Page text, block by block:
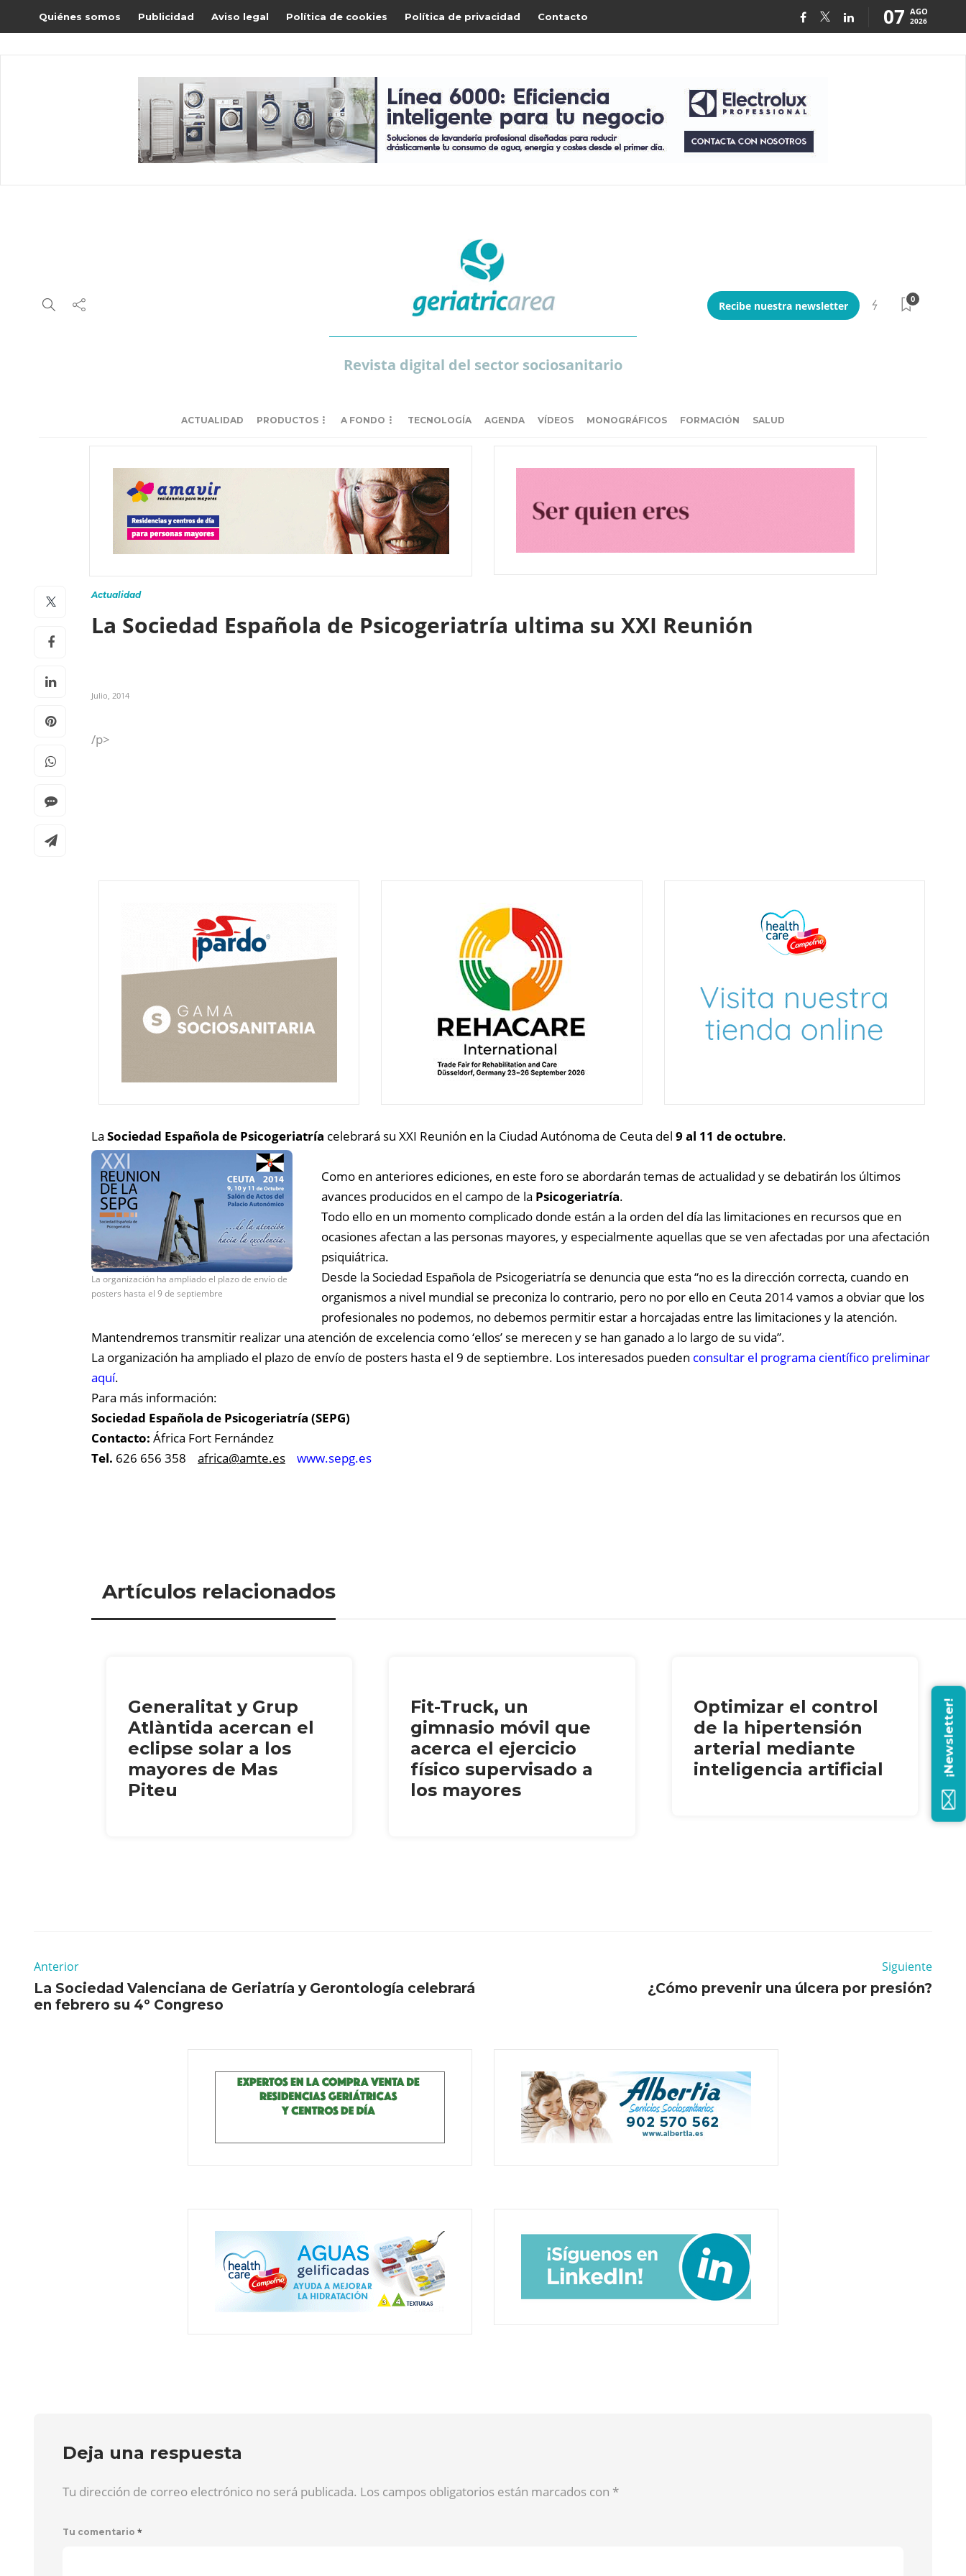
Quiénes somos Publicidad Aviso legal Política de cookies Política de privacidad Contacto 07 AGO
2026
Revista digital del sector sociosanitario
Recibe nuestra newsletter
0
ACTUALIDAD PRODUCTOS A FONDO TECNOLOGÍA AGENDA VÍDEOS MONOGRÁFICOS FORMACIÓN SALUD
Actualidad
La Sociedad Española de Psicogeriatría ultima su XXI Reunión
Julio, 2014
/p>
La Sociedad Española de Psicogeriatría celebrará su XXI Reunión en la Ciudad Autónoma de Ceuta del 9 al 11 de octubre.
La organización ha ampliado el plazo de envío de
posters hasta el 9 de septiembre
Como en anteriores ediciones, en este foro se abordarán temas de actualidad y se debatirán los últimos
avances producidos en el campo de la Psicogeriatría.
Todo ello en un momento complicado donde están a la orden del día las limitaciones en recursos que en
ocasiones afectan a las personas mayores, y especialmente aquellas que se ven afectadas por una afectación
psiquiátrica.
Desde la Sociedad Española de Psicogeriatría se denuncia que esta “no es la dirección correcta, cuando en
organismos a nivel mundial se preconiza lo contrario, pero no por ello en Ceuta 2014 vamos a obviar que los
profesionales no podemos, no debemos permitir estar a horcajadas entre las limitaciones y la atención.
Mantendremos transmitir realizar una atención de excelencia como ‘ellos’ se merecen y se han ganado a lo largo de su vida”.
La organización ha ampliado el plazo de envío de posters hasta el 9 de septiembre. Los interesados pueden consultar el programa científico preliminar
aquí.
Para más información:
Sociedad Española de Psicogeriatría (SEPG)
Contacto: África Fort Fernández
Tel. 626 656 358 africa@amte.es www.sepg.es
Artículos relacionados
Generalitat y Grup
Atlàntida acercan el
eclipse solar a los
mayores de Mas
Piteu
Fit-Truck, un
gimnasio móvil que
acerca el ejercicio
físico supervisado a
los mayores
Optimizar el control
de la hipertensión
arterial mediante
inteligencia artificial
Anterior
La Sociedad Valenciana de Geriatría y Gerontología celebrará
en febrero su 4º Congreso
Siguiente
¿Cómo prevenir una úlcera por presión?
Deja una respuesta
Tu dirección de correo electrónico no será publicada. Los campos obligatorios están marcados con *
Tu comentario *
¡Newsletter!